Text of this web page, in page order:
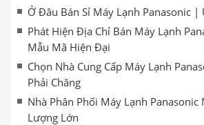
Ở Đâu Bán Sỉ Máy Lạnh Panasonic |
Phát Hiện Địa Chỉ Bán Máy Lạnh
Mẫu Mã Hiện Đại
Chọn Nhà Cung Cấp Máy Lạnh
Phải Chăng
Nhà Phân Phối Máy Lạnh Panasonic
Lượng Lớn